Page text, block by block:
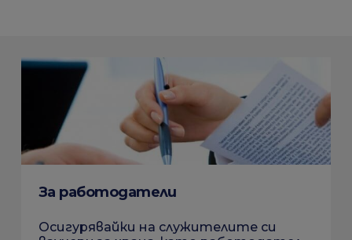
За работодатели
Осигурявайки на служителите си